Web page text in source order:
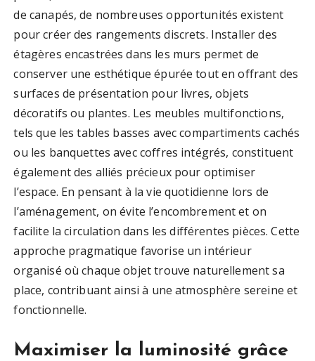
de canapés, de nombreuses opportunités existent
pour créer des rangements discrets. Installer des
étagères encastrées dans les murs permet de
conserver une esthétique épurée tout en offrant des
surfaces de présentation pour livres, objets
décoratifs ou plantes. Les meubles multifonctions,
tels que les tables basses avec compartiments cachés
ou les banquettes avec coffres intégrés, constituent
également des alliés précieux pour optimiser
l’espace. En pensant à la vie quotidienne lors de
l’aménagement, on évite l’encombrement et on
facilite la circulation dans les différentes pièces. Cette
approche pragmatique favorise un intérieur
organisé où chaque objet trouve naturellement sa
place, contribuant ainsi à une atmosphère sereine et
fonctionnelle.
Maximiser la luminosité grâce